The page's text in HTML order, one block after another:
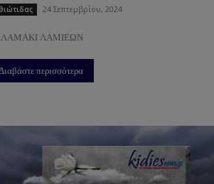
24 Σεπτεμβρίου, 2024
ΛΑΜΙΕΩΝ
Διαβάστε περισσότερα